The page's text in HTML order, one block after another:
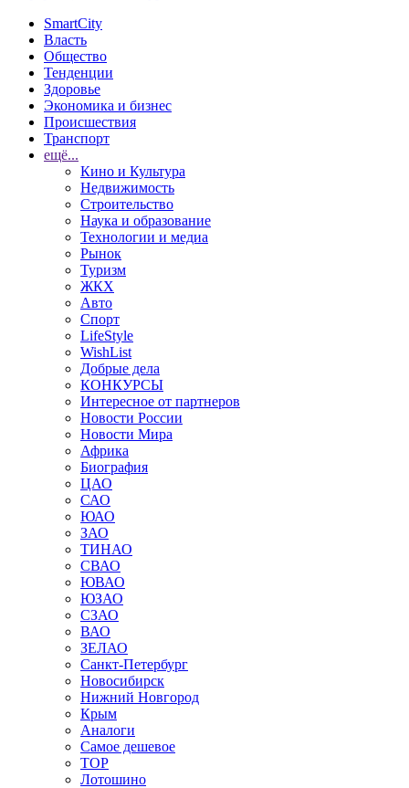
SmartCity
Власть
Общество
Тенденции
Здоровье
Экономика и бизнес
Происшествия
Транспорт
ещё...
Кино и Культура
Недвижимость
Строительство
Наука и образование
Технологии и медиа
Рынок
Туризм
ЖКХ
Авто
Спорт
LifeStyle
WishList
Добрые дела
КОНКУРСЫ
Интересное от партнеров
Новости России
Новости Мира
Африка
Биография
ЦАО
САО
ЮАО
ЗАО
ТИНАО
СВАО
ЮВАО
ЮЗАО
СЗАО
ВАО
ЗЕЛАО
Санкт-Петербург
Новосибирск
Нижний Новгород
Крым
Аналоги
Самое дешевое
TOP
Лотошино